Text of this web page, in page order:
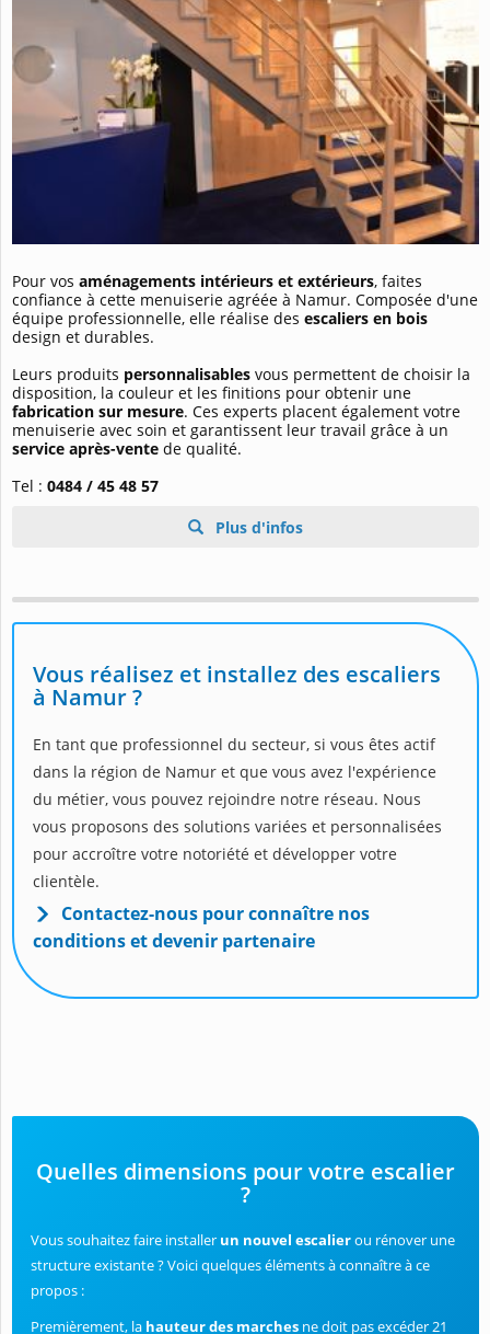
Pour vos aménagements intérieurs et extérieurs, faites
confiance à cette menuiserie agréée à Namur. Composée d'une
équipe professionnelle, elle réalise des escaliers en bois
design et durables.
Leurs produits personnalisables vous permettent de choisir la
disposition, la couleur et les finitions pour obtenir une
fabrication sur mesure. Ces experts placent également votre
menuiserie avec soin et garantissent leur travail grâce à un
service après-vente de qualité.
Tel : 0484 / 45 48 57
Plus d'infos
Vous réalisez et installez des escaliers
à Namur ?
En tant que professionnel du secteur, si vous êtes actif
dans la région de Namur et que vous avez l'expérience
du métier, vous pouvez rejoindre notre réseau. Nous
vous proposons des solutions variées et personnalisées
pour accroître votre notoriété et développer votre
clientèle.
Contactez-nous pour connaître nos
conditions et devenir partenaire
Quelles dimensions pour votre escalier
?
Vous souhaitez faire installer un nouvel escalierou rénover une
structure existante ? Voici quelques éléments à connaître à ce
propos :
Premièrement, la hauteur des marches ne doit pas excéder 21